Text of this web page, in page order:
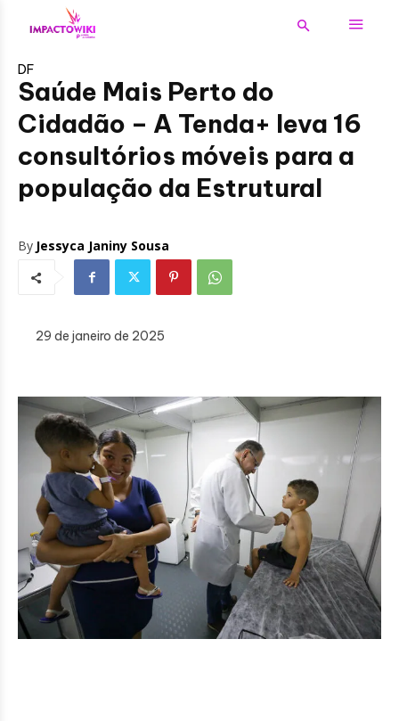
DF
Saúde Mais Perto do
Cidadão – A Tenda+ leva 16
consultórios móveis para a
população da Estrutural
By Jessyca Janiny Sousa
29 de janeiro de 2025